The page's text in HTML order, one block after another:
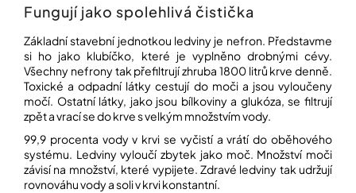
Fungují jako spolehlivá čistička
Základní stavební jednotkou ledviny je nefron. Představme
si ho jako klubíčko, které je vyplněno drobnými cévy.
Všechny nefrony tak přefiltrují zhruba 1800 litrů krve denně.
Toxické a odpadní látky cestují do moči a jsou vyloučeny
močí. Ostatní látky, jako jsou bílkoviny a glukóza, se filtrují
zpět a vrací se do krve s velkým množstvím vody.
99,9 procenta vody v krvi se vyčistí a vrátí do oběhového
systému. Ledviny vyloučí zbytek jako moč. Množství moči
závisí na množství, které vypijete. Zdravé ledviny tak udržují
rovnováhu vody a soli v krvi konstantní.